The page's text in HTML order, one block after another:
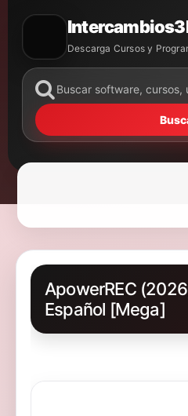
Descarga Cursos y
ApowerREC
Español [Mega]